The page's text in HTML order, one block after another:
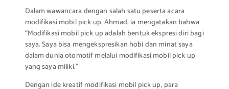
Dalam wawancara dengan salah satu peserta acara
modifikasi mobil pick up, Ahmad, ia mengatakan bahwa
“Modifikasi mobil pick up adalah bentuk ekspresi diri bagi
saya. Saya bisa mengekspresikan hobi dan minat saya
dalam dunia otomotif melalui modifikasi mobil pick up
yang saya miliki.”
Dengan ide kreatif modifikasi mobil pick up, para